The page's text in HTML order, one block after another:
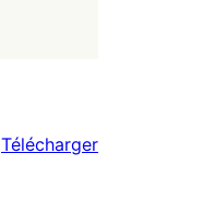
Télécharger